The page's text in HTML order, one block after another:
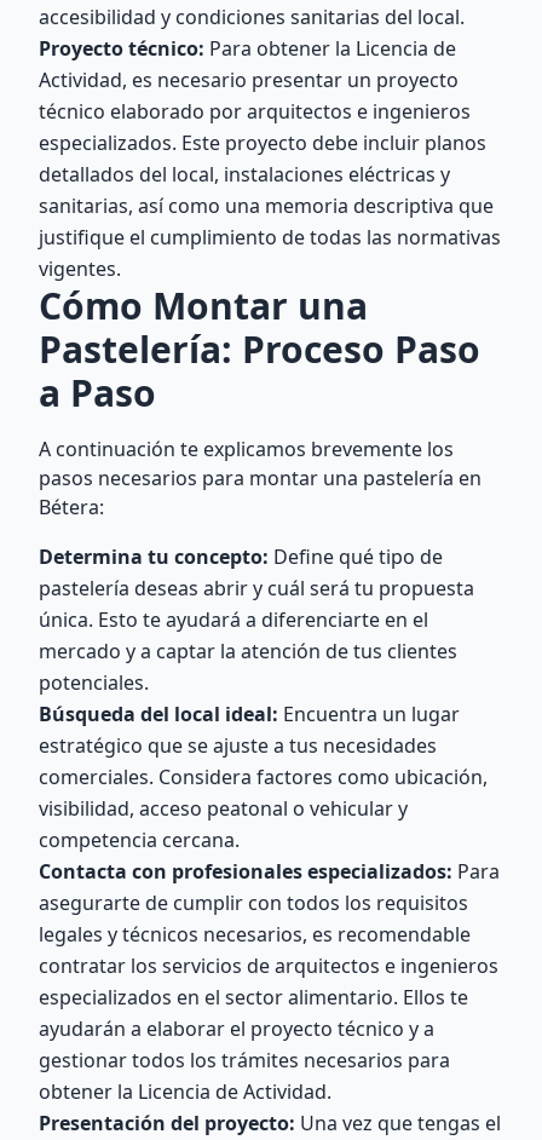
accesibilidad y condiciones sanitarias del local.
Proyecto técnico: Para obtener la Licencia de
Actividad, es necesario presentar un proyecto
técnico elaborado por arquitectos e ingenieros
especializados. Este proyecto debe incluir planos
detallados del local, instalaciones eléctricas y
sanitarias, así como una memoria descriptiva que
justifique el cumplimiento de todas las normativas
vigentes.
Cómo Montar una
Pastelería: Proceso Paso
a Paso
A continuación te explicamos brevemente los
pasos necesarios para montar una pastelería en
Bétera:
Determina tu concepto: Define qué tipo de
pastelería deseas abrir y cuál será tu propuesta
única. Esto te ayudará a diferenciarte en el
mercado y a captar la atención de tus clientes
potenciales.
Búsqueda del local ideal: Encuentra un lugar
estratégico que se ajuste a tus necesidades
comerciales. Considera factores como ubicación,
visibilidad, acceso peatonal o vehicular y
competencia cercana.
Contacta con profesionales especializados: Para
asegurarte de cumplir con todos los requisitos
legales y técnicos necesarios, es recomendable
contratar los servicios de arquitectos e ingenieros
especializados en el sector alimentario. Ellos te
ayudarán a elaborar el proyecto técnico y a
gestionar todos los trámites necesarios para
obtener la Licencia de Actividad.
Presentación del proyecto: Una vez que tengas el